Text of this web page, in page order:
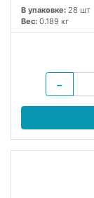
В упаковке: 28 шт
Вес: 0.189 кг
−